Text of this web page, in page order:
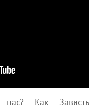
нас? Как Зависть